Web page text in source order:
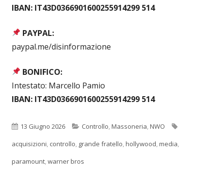
IBAN: IT43D0366901600255914299 514
PAYPAL:
paypal.me/disinformazione
BONIFICO:
Intestato: Marcello Pamio
IBAN: IT43D0366901600255914299 514
Pubblicato
13 Giugno 2026 Categorie
Controllo,Massoneria,NWO
acquisizioni, controllo, grande fratello,hollywood,media,
paramount,warner bros